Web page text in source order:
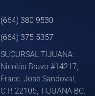
(664) 380 9530
(664) 375 5357
SUCURSAL TIJUANA:
Nicolás Bravo #14217,
Fracc. José Sandoval,
C.P. 22105, TIJUANA BC.